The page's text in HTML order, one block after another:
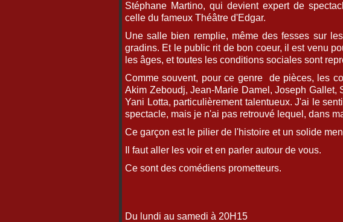
Stéphane Martino, qui devient expert de
celle du fameux Théâtre d'Edgar.
Une salle bien remplie, même des fesses sur
gradins. Et le public rit de bon coeur, il est venu
les âges, et toutes les conditions sociales sont
Comme souvent, pour ce genre de pièces, les
Akim Zeboudj, Jean-Marie Damel, Joseph
Yani Lotta, particulièrement talentueux. J'ai le
spectacle, mais je n'ai pas retrouvé lequel, dans
Ce garçon est le pilier de l'histoire et un solide
Il faut aller les voir et en parler autour de vous.
Ce sont des comédiens prometteurs.
Du lundi au samedi à 20H15